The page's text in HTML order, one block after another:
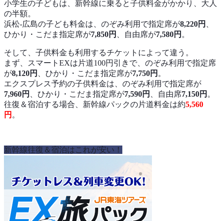
小学生の子どもは、新幹線に乗ると子供料金がかかり、大人
の半額。
浜松-広島の子ども料金は、のぞみ利用で指定席が8,220円
ひかり・こだま指定席が7,850円 、自由席が7,580円 。
そして、子供料金も利用するチケットによって違う。
まず、スマートEXは片道100円引きで、のぞみ利用で指定席
が8,120円 、ひかり・こだま指定席が7,750円 。
エクスプレス予約の子供料金は、のぞみ利用で指定席が
7,960円
、ひかり・こだま指定席が7,590円 、自由席7,150円 。
往復＆宿泊する場合、新幹線パックの片道料金は約5,560
円 。
新幹線往復＆宿泊はこれが安い！